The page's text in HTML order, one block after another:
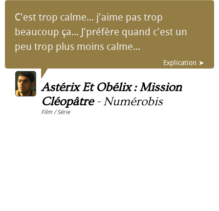
C'est trop calme... j'aime pas trop
beaucoup ça... J'préfère quand c'est un
peu trop plus moins calme...
Explication ➤
Astérix Et Obélix : Mission
Cléopâtre- Numérobis
Film / Série